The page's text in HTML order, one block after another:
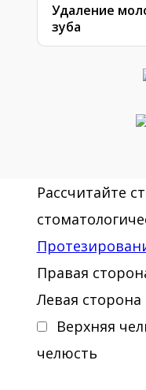
Удаление
зуба
Рассчитайте
Правая
Левая сторона
Верхняя
челюсть